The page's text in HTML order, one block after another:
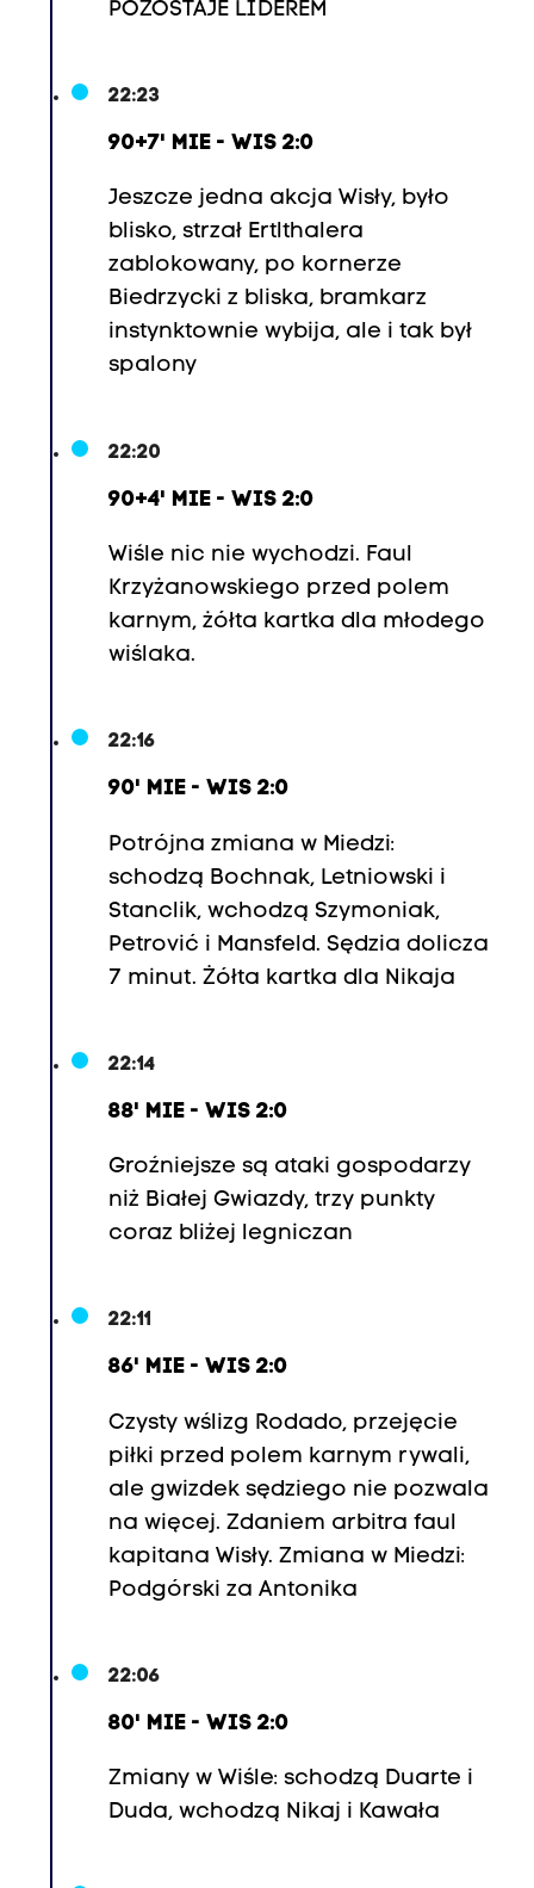
POZOSTAJE LIDEREM
22:23
90+7' MIE - WIS 2:0
Jeszcze jedna akcja Wisły, było
blisko, strzał Ertlthalera
zablokowany, po kornerze
Biedrzycki z bliska, bramkarz
instynktownie wybija, ale i tak był
spalony
22:20
90+4' MIE - WIS 2:0
Wiśle nic nie wychodzi. Faul
Krzyżanowskiego przed polem
karnym, żółta kartka dla młodego
wiślaka.
22:16
90' MIE - WIS 2:0
Potrójna zmiana w Miedzi:
schodzą Bochnak, Letniowski i
Stanclik, wchodzą Szymoniak,
Petrović i Mansfeld. Sędzia dolicza
7 minut. Żółta kartka dla Nikaja
22:14
88' MIE - WIS 2:0
Groźniejsze są ataki gospodarzy
niż Białej Gwiazdy, trzy punkty
coraz bliżej legniczan
22:11
86' MIE - WIS 2:0
Czysty wślizg Rodado, przejęcie
piłki przed polem karnym rywali,
ale gwizdek sędziego nie pozwala
na więcej. Zdaniem arbitra faul
kapitana Wisły. Zmiana w Miedzi:
Podgórski za Antonika
22:06
80' MIE - WIS 2:0
Zmiany w Wiśle: schodzą Duarte i
Duda, wchodzą Nikaj i Kawała